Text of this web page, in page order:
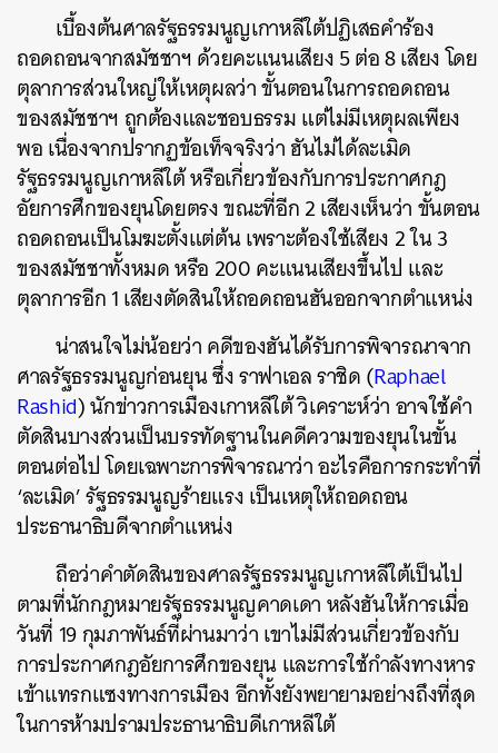
เบื้องต้นศาลรัฐธรรมนูญเกาหลีใต้ปฏิเสธคำร้อง
ถอดถอนจากสมัชชาฯ ด้วยคะแนนเสียง 5 ต่อ 8 เสียง โดย
ตุลาการส่วนใหญ่ให้เหตุผลว่า ขั้นตอนในการถอดถอน
ของสมัชชาฯ ถูกต้องและชอบธรรม แต่ไม่มีเหตุผลเพียง
พอ เนื่องจากปรากฏข้อเท็จจริงว่า ฮันไม่ได้ละเมิด
รัฐธรรมนูญเกาหลีใต้ หรือเกี่ยวข้องกับการประกาศกฎ
อัยการศึกของยุนโดยตรง ขณะที่อีก 2 เสียงเห็นว่า ขั้นตอน
ถอดถอนเป็นโมฆะตั้งแต่ต้น เพราะต้องใช้เสียง 2 ใน 3
ของสมัชชาทั้งหมด หรือ 200 คะแนนเสียงขึ้นไป และ
ตุลาการอีก 1 เสียงตัดสินให้ถอดถอนฮันออกจากตำแหน่ง
น่าสนใจไม่น้อยว่า คดีของฮันได้รับการพิจารณาจาก
ศาลรัฐธรรมนูญก่อนยุน ซึ่ง ราฟาเอล ราชิด (Raphael
Rashid) นักข่าวการเมืองเกาหลีใต้ วิเคราะห์ว่า อาจใช้คำ
ตัดสินบางส่วนเป็นบรรทัดฐานในคดีความของยุนในขั้น
ตอนต่อไป โดยเฉพาะการพิจารณาว่า อะไรคือการกระทำที่
‘ละเมิด’ รัฐธรรมนูญร้ายแรง เป็นเหตุให้ถอดถอน
ประธานาธิบดีจากตำแหน่ง
ถือว่าคำตัดสินของศาลรัฐธรรมนูญเกาหลีใต้เป็นไป
ตามที่นักกฎหมายรัฐธรรมนูญคาดเดา หลังฮันให้การเมื่อ
วันที่ 19 กุมภาพันธ์ที่ผ่านมาว่า เขาไม่มีส่วนเกี่ยวข้องกับ
การประกาศกฎอัยการศึกของยุน และการใช้กำลังทางหาร
เข้าแทรกแซงทางการเมือง อีกทั้งยังพยายามอย่างถึงที่สุด
ในการห้ามปรามประธานาธิบดีเกาหลีใต้
ค้นหา
SHARE TWEET LINE EMAIL